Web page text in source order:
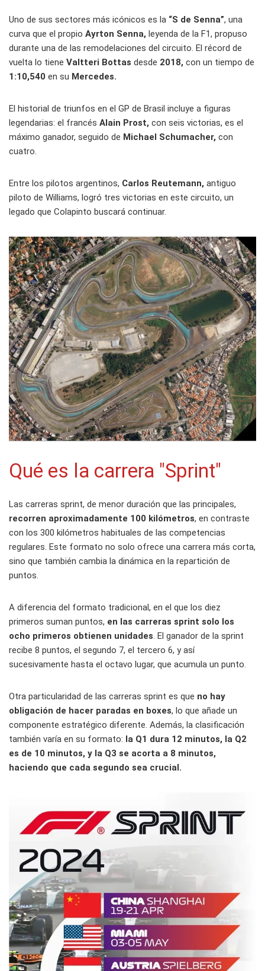
Uno de sus sectores más icónicos es la “S de Senna”, una
curva que el propio Ayrton Senna, leyenda de la F1, propuso
durante una de las remodelaciones del circuito. El récord de
vuelta lo tiene Valtteri Bottas desde 2018, con un tiempo de
1:10,540 en su Mercedes.
El historial de triunfos en el GP de Brasil incluye a figuras
legendarias: el francés Alain Prost, con seis victorias, es el
máximo ganador, seguido de Michael Schumacher, con
cuatro.
Entre los pilotos argentinos, Carlos Reutemann, antiguo
piloto de Williams, logró tres victorias en este circuito, un
legado que Colapinto buscará continuar.
Qué es la carrera "Sprint"
Las carreras sprint, de menor duración que las principales,
recorren aproximadamente 100 kilómetros, en contraste
con los 300 kilómetros habituales de las competencias
regulares. Este formato no solo ofrece una carrera más corta,
sino que también cambia la dinámica en la repartición de
puntos.
A diferencia del formato tradicional, en el que los diez
primeros suman puntos, en las carreras sprint solo los
ocho primeros obtienen unidades. El ganador de la sprint
recibe 8 puntos, el segundo 7, el tercero 6, y así
sucesivamente hasta el octavo lugar, que acumula un punto.
Otra particularidad de las carreras sprint es que no hay
obligación de hacer paradas en boxes, lo que añade un
componente estratégico diferente. Además, la clasificación
también varía en su formato: la Q1 dura 12 minutos, la Q2
es de 10 minutos, y la Q3 se acorta a 8 minutos,
haciendo que cada segundo sea crucial.